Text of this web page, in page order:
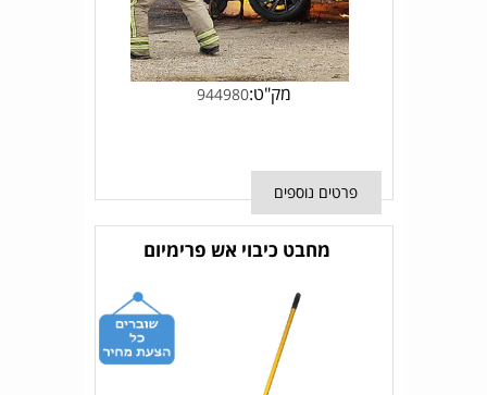
מק"ט:944980
פרטים נוספים
מחבט כיבוי אש פרימיום